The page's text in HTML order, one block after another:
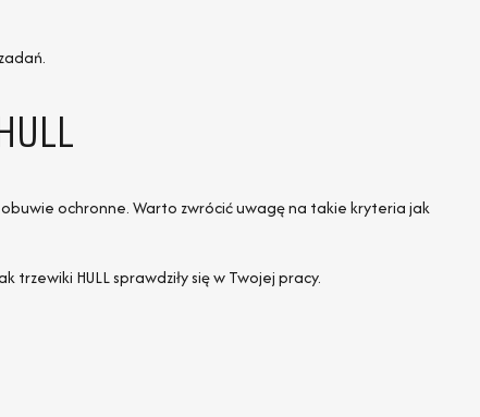
ochronne. Warto zwrócić uwagę na takie kryteria jak
HULL sprawdziły się w Twojej pracy.